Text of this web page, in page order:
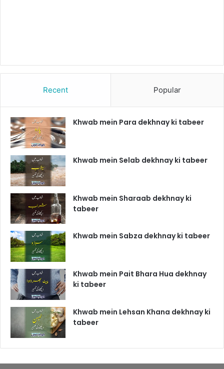
Recent Popular
Khwab mein Para dekhnay ki tabeer
Khwab mein Selab dekhnay ki tabeer
Khwab mein Sharaab dekhnay ki
tabeer
Khwab mein Sabza dekhnay ki tabeer
Khwab mein Pait Bhara Hua dekhnay
ki tabeer
Khwab mein Lehsan Khana dekhnay ki
tabeer